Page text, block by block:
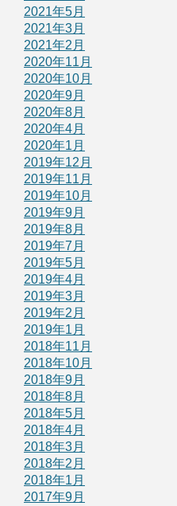
2021年5月
2021年3月
2021年2月
2020年11月
2020年10月
2020年9月
2020年8月
2020年4月
2020年1月
2019年12月
2019年11月
2019年10月
2019年9月
2019年8月
2019年7月
2019年5月
2019年4月
2019年3月
2019年2月
2019年1月
2018年11月
2018年10月
2018年9月
2018年8月
2018年5月
2018年4月
2018年3月
2018年2月
2018年1月
2017年9月